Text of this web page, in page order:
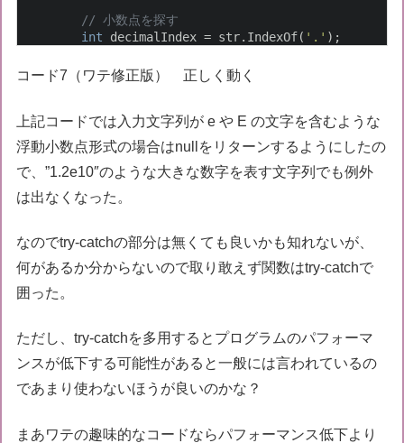
// 小数点を探す
int decimalIndex = str.IndexOf( '.' );
        {
// 小数点以下を四捨五入して整数に変換
if (double.TryParse(str, out double
            {
roundedValue =
return
            }
        }
return null;
    }
catch
        Console.WriteLine(
$"エラーが発生しました:
return null;
    }
}
コード7（ワテ修正版） 正しく動く
上記コードでは入力文字列が e や E の文字を含むような
浮動小数点形式の場合はnullをリターンするようにしたの
で、”1.2e10″のような大きな数字を表す文字列でも例外
は出なくなった。
なのでtry-catchの部分は無くても良いかも知れないが、
何があるか分からないので取り敢えず関数はtry-catchで
囲った。
ただし、try-catchを多用するとプログラムのパフォーマ
ンスが低下する可能性があると一般には言われているの
であまり使わないほうが良いのかな？
まあワテの趣味的なコードならパフォーマンス低下より